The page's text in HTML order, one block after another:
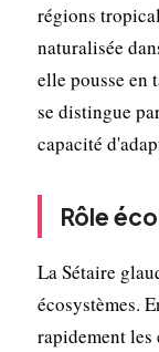
régions
naturalisée
elle pousse en
se distingue
capacité
Rôle
La Sétaire
écosystèmes.
rapidement les